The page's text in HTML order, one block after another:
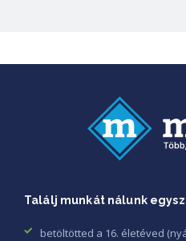
Találj munkát nálunk
betöltötted a 16. életéved